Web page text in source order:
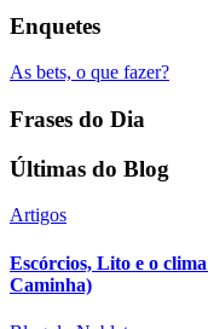
Enquetes
As bets, o que fazer?
Frases do Dia
Últimas do Blog
Artigos
Escórcios, Lito e o
Caminha)